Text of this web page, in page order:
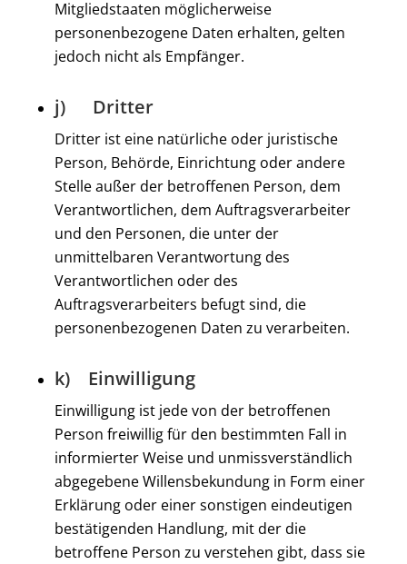
Mitgliedstaaten möglicherweise
personenbezogene Daten erhalten, gelten
jedoch nicht als Empfänger.
j) Dritter
Dritter ist eine natürliche oder juristische
Person, Behörde, Einrichtung oder andere
Stelle außer der betroffenen Person, dem
Verantwortlichen, dem Auftragsverarbeiter
und den Personen, die unter der
unmittelbaren Verantwortung des
Verantwortlichen oder des
Auftragsverarbeiters befugt sind, die
personenbezogenen Daten zu verarbeiten.
k) Einwilligung
Einwilligung ist jede von der betroffenen
Person freiwillig für den bestimmten Fall in
informierter Weise und unmissverständlich
abgegebene Willensbekundung in Form einer
Erklärung oder einer sonstigen eindeutigen
bestätigenden Handlung, mit der die
betroffene Person zu verstehen gibt, dass sie